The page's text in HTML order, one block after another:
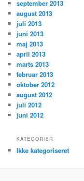
september 2013
august 2013
juli 2013
juni 2013
maj 2013
april 2013
marts 2013
februar 2013
oktober 2012
august 2012
juli 2012
juni 2012
KATEGORIER
Ikke kategoriseret